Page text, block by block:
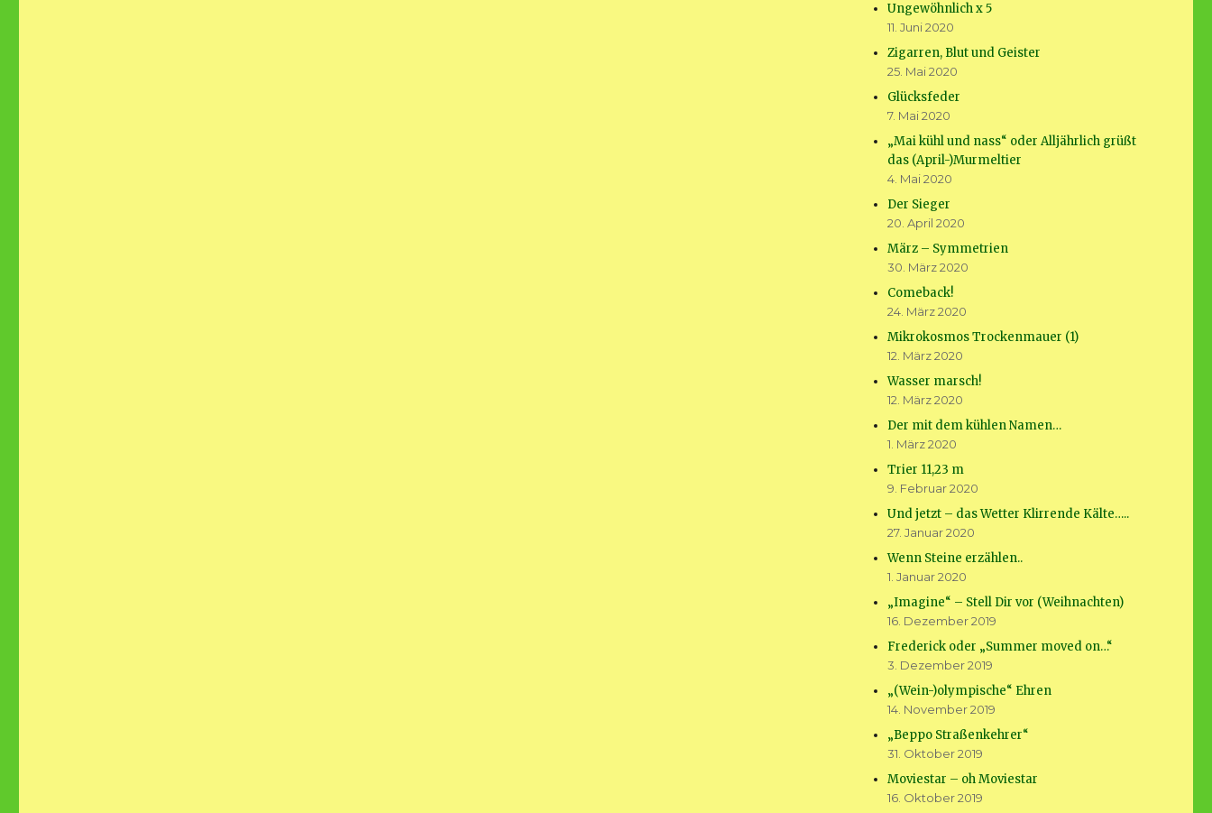
Ungewöhnlich x 5
11. Juni 2020
Zigarren, Blut und Geister
25. Mai 2020
Glücksfeder
7. Mai 2020
„Mai kühl und nass“ oder Alljährlich grüßt
das (April-)Murmeltier
4. Mai 2020
Der Sieger
20. April 2020
März – Symmetrien
30. März 2020
Comeback!
24. März 2020
Mikrokosmos Trockenmauer (1)
12. März 2020
Wasser marsch!
12. März 2020
Der mit dem kühlen Namen…
1. März 2020
Trier 11,23 m
9. Februar 2020
Und jetzt – das Wetter Klirrende Kälte…..
27. Januar 2020
Wenn Steine erzählen..
1. Januar 2020
„Imagine“ – Stell Dir vor (Weihnachten)
16. Dezember 2019
Frederick oder „Summer moved on…“
3. Dezember 2019
„(Wein-)olympische“ Ehren
14. November 2019
„Beppo Straßenkehrer“
31. Oktober 2019
Moviestar – oh Moviestar
16. Oktober 2019